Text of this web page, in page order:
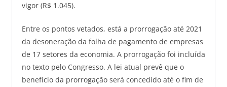
vigor (R$ 1.045).
Entre os pontos vetados, está a prorrogação até 2021
da desoneração da folha de pagamento de empresas
de 17 setores da economia. A prorrogação foi incluída
no texto pelo Congresso. A lei atual prevê que o
benefício da prorrogação será concedido até o fim de